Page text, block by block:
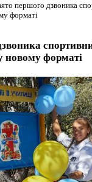
першого дзвоника
форматі
новому форматі